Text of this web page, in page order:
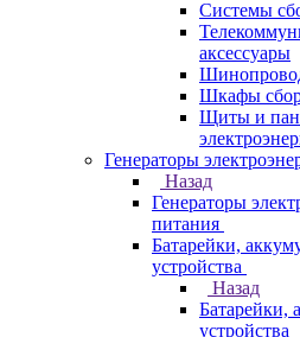
Системы
аксессуары
Шкафы
Щиты и
Генераторы
Назад
Генераторы
питания
Батарейки,
устройства
Назад
Батарейки,
устройства